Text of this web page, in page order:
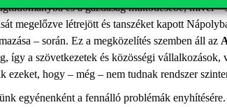
és a gazdaság működésébe, mivel
megelőzve létrejött és tanszéket kapott
– során. Ez a megközelítés szemben áll az
így a szövetkezetek és közösségi
hogy – még – nem tudnak rendszer
egyénenként a fennálló problémák